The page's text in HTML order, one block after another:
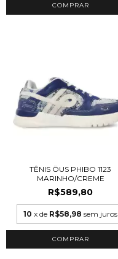
COMPRAR
TÊNIS ÖUS PHIBO 1123
MARINHO/CREME
R$589,80
10 x de R$58,98 sem juros
COMPRAR